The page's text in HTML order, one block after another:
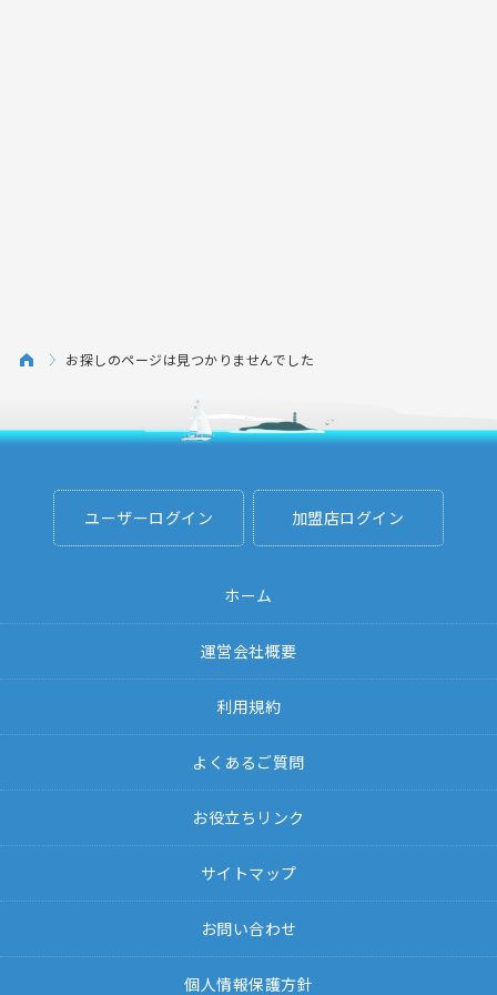
お探しのページは見つかりませんでした
ユーザーログイン 加盟店ログイン
ホーム
運営会社概要
利用規約
よくあるご質問
お役立ちリンク
サイトマップ
お問い合わせ
個人情報保護方針